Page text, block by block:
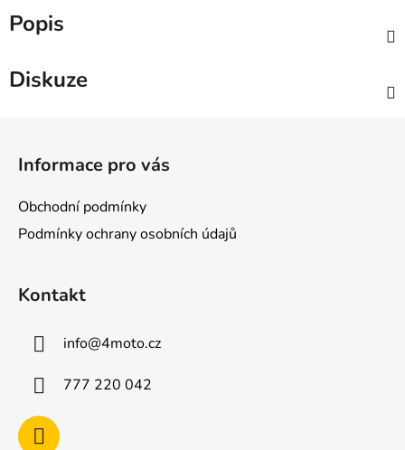
Popis
Diskuze
Informace pro vás
Obchodní podmínky
Podmínky ochrany osobních údajů
Kontakt
info@4moto.cz
777 220 042